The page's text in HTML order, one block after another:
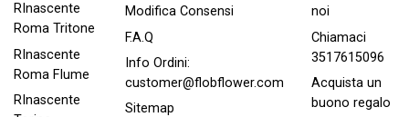
RInascente
Roma Tritone
RInascente
Roma FIume
RInascente
Modifica Consensi
F.A.Q
Info Ordini:
customer@flobflower.com
Sitemap
noi
Chiamaci
3517615096
Acquista un
buono regalo